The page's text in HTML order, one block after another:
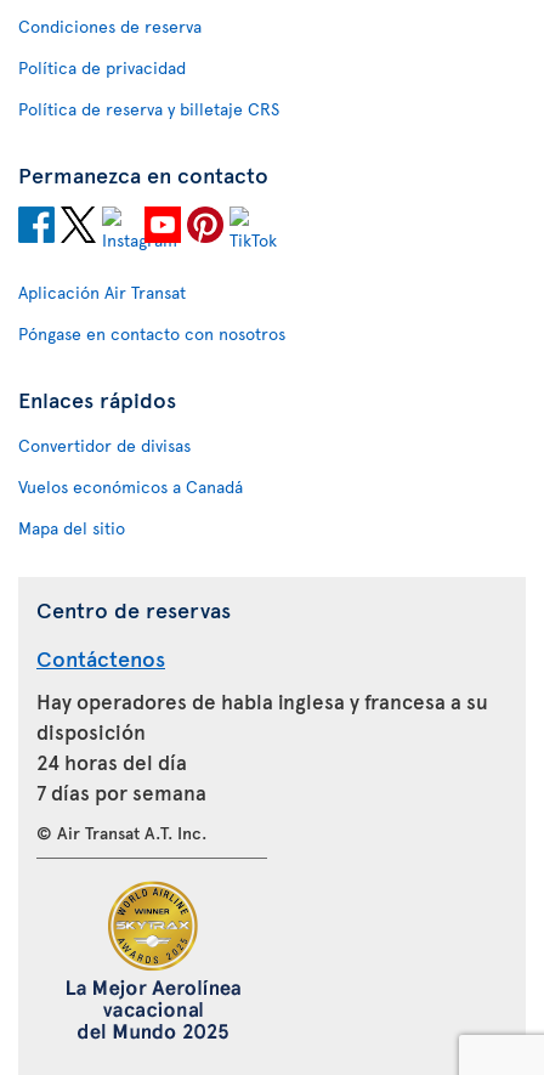
Condiciones de reserva
Política de privacidad
Política de reserva y billetaje CRS
Permanezca en contacto
Aplicación Air Transat
Póngase en contacto con nosotros
Enlaces rápidos
Convertidor de divisas
Vuelos económicos a Canadá
Mapa del sitio
Centro de reservas
Contáctenos
Hay operadores de habla inglesa y francesa a su
disposición
24 horas del día
7 días por semana
© Air Transat A.T. Inc.